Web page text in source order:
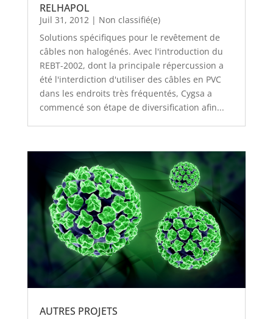
RELHAPOL
Juil 31, 2012| Non classifié(e)
Solutions spécifiques pour le revêtement de
câbles non halogénés. Avec l'introduction du
REBT-2002, dont la principale répercussion a
été l'interdiction d'utiliser des câbles en PVC
dans les endroits très fréquentés, Cygsa a
commencé son étape de diversification afin...
AUTRES PROJETS